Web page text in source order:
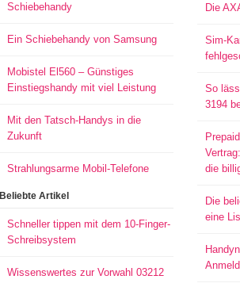
Schiebehandy
Ein Schiebehandy von Samsung
Mobistel El560 – Günstiges
Einstiegshandy mit viel Leistung
Mit den Tatsch-Handys in die
Zukunft
Strahlungsarme Mobil-Telefone
Beliebte Artikel
Schneller tippen mit dem 10-Finger-
Schreibsystem
Wissenswertes zur Vorwahl 03212
Die
Sim-
So
3194
die
Die
eine